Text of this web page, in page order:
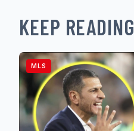
KEEP READING
MLS